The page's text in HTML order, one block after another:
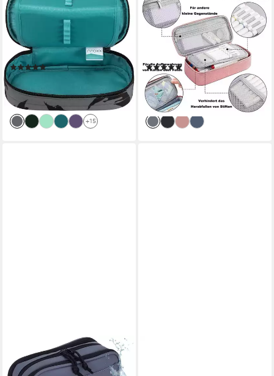
Schreibgeräteetui
Schlamperbox, Jump,
teilweise aus recyceltem
Material
(54)
15,98 €
-20%
lieferbar - in 1-2 Werktagen bei dir
+15
Schreibgeräteetui Stifteetui
Großes Fassungsvermögen
Stifteetui Schreibwarenetui,
(1)
14,99 € 23,99 €
-38%
lieferbar - in 5-6 Werktagen bei dir